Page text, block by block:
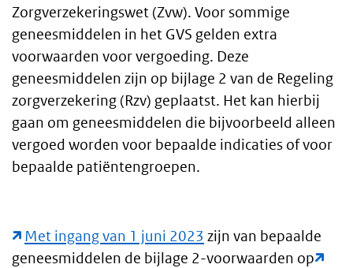
Zorgverzekeringswet (Zvw). Voor sommige
geneesmiddelen in het GVS gelden extra
voorwaarden voor vergoeding. Deze
geneesmiddelen zijn op bijlage 2 van de Regeling
zorgverzekering (Rzv) geplaatst. Het kan hierbij
gaan om geneesmiddelen die bijvoorbeeld alleen
vergoed worden voor bepaalde indicaties of voor
bepaalde patiëntengroepen.
Met ingang van 1 juni 2023 zijn van bepaalde
geneesmiddelen de bijlage 2-voorwaarden op